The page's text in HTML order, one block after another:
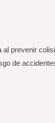
prevenir
de